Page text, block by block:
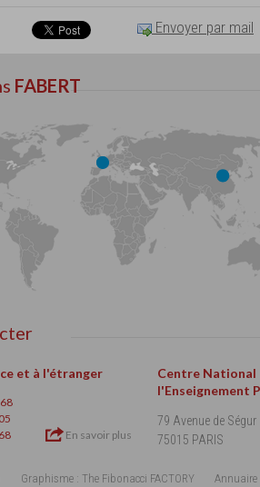
Envoyer par mail
FABERT
et à l'étranger
En savoir plus
Centre National
l'Enseignement
79 Avenue de Ségur
75015 PARIS
Graphisme : The Fibonacci FACTORY
Annuaire